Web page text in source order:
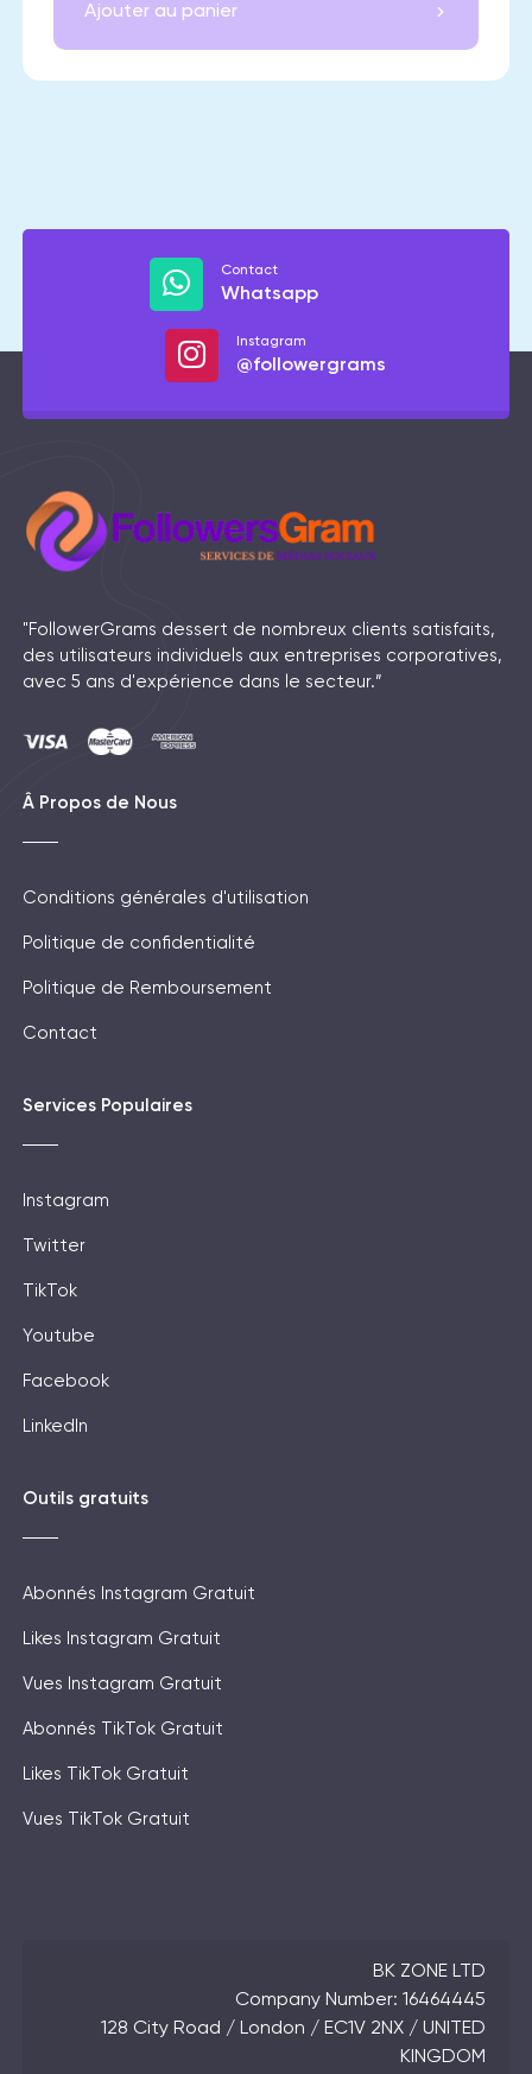
Ajouter au panier
Contact
Whatsapp
Instagram
@followergrams
"FollowerGrams dessert de nombreux clients satisfaits,
des utilisateurs individuels aux entreprises corporatives,
avec 5 ans d'expérience dans le secteur.”
Â Propos de Nous
Conditions générales d'utilisation
Politique de confidentialité
Politique de Remboursement
Contact
Services Populaires
Instagram
Twitter
TikTok
Youtube
Facebook
LinkedIn
Outils gratuits
Abonnés Instagram Gratuit
Likes Instagram Gratuit
Vues Instagram Gratuit
Abonnés TikTok Gratuit
Likes TikTok Gratuit
Vues TikTok Gratuit
BK ZONE LTD
Company Number: 16464445
128 City Road / London / EC1V 2NX / UNITED
KINGDOM